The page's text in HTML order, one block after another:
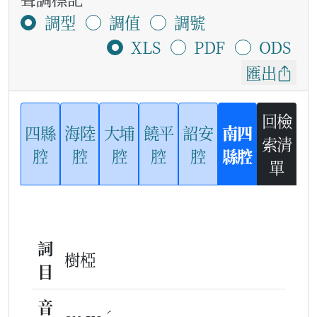
調型
調值
調號
XLS
PDF
ODS
匯出
四縣
腔
海陸
腔
大埔
腔
饒平
腔
詔安
腔
南四
縣腔
回檢
索清
單
詞
目
樹椏
音